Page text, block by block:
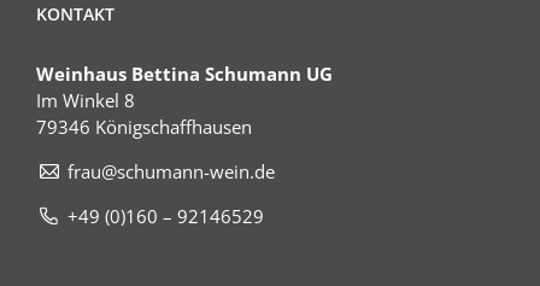
KONTAKT
Weinhaus Bettina Schumann UG
Im Winkel 8
79346 Königschaffhausen
frau@schumann-wein.de
+49 (0)160 – 92146529